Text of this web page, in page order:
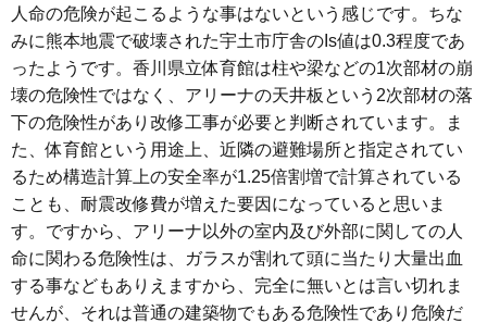
人命の危険が起こるような事はないという感じです。ちな
みに熊本地震で破壊された宇土市庁舎のIs値は0.3程度であ
ったようです。香川県立体育館は柱や梁などの1次部材の崩
壊の危険性ではなく、アリーナの天井板という2次部材の落
下の危険性があり改修工事が必要と判断されています。ま
た、体育館という用途上、近隣の避難場所と指定されてい
るため構造計算上の安全率が1.25倍割増で計算されている
ことも、耐震改修費が増えた要因になっていると思いま
す。ですから、アリーナ以外の室内及び外部に関しての人
命に関わる危険性は、ガラスが割れて頭に当たり大量出血
する事などもありえますから、完全に無いとは言い切れま
せんが、それは普通の建築物でもある危険性であり危険だ